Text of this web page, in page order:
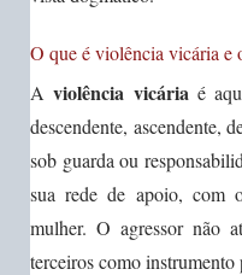
O que é violência vicária e
Aviolência vicária é
descendente, ascendente,
sob guarda ou
sua rede de apoio, com
mulher. O agressor não
terceiros como